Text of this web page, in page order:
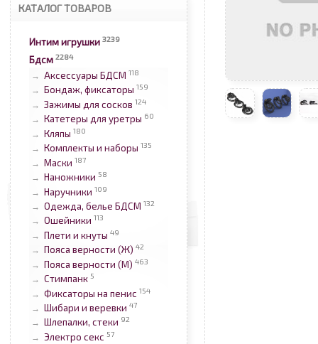
КАТАЛОГ ТОВАРОВ
Интим игрушки 3239
Бдсм 2284
→ Аксессуары БДСМ 118
→ Бондаж, фиксаторы 159
→ Зажимы для сосков 124
→ Катетеры для уретры 60
→ Кляпы 180
→ Комплекты и наборы 135
→ Маски 187
→ Наножники 58
→ Наручники 109
→ Одежда, белье БДСМ 132
→ Ошейники 113
→ Плети и кнуты 49
→ Пояса верности (Ж) 42
→ Пояса верности (М) 463
→ Стимпанк 5
→ Фиксаторы на пенис 154
→ Шибари и веревки 47
→ Шлепалки, стеки 92
→ Электро секс 57